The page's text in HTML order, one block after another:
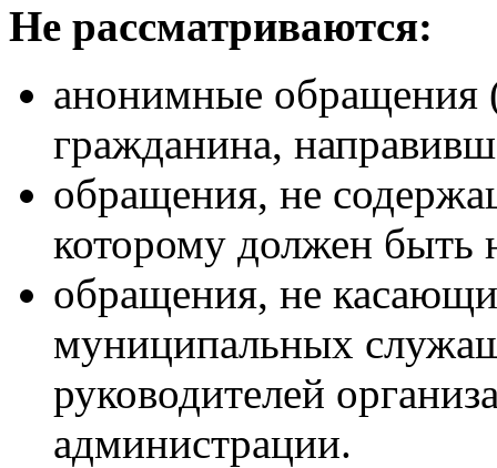
Не рассматриваются:
анонимные обращения
гражданина,
обращения, не
которому должен быть
обращения, не
муниципальных
руководителей
администрации.